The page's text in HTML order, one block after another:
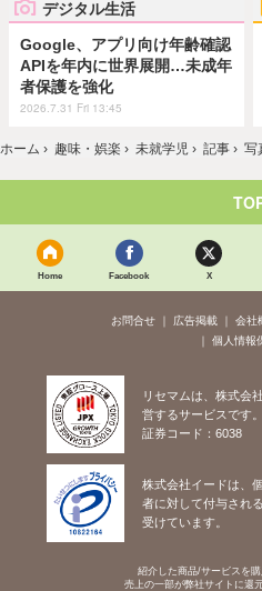
デジタル生活
Google、アプリ向け年齢確認
APIを年内に世界展開…未成年
者保護を強化
2026.7.31 Fri 13:45
ホーム › 趣味・娯楽 › 未就学児 › 記事 › 写
Home Facebook X
お問合せ 広告掲載 会社
個人情報
リセマムは、株式会
営するサービスです。
証券コード：6038
株式会社イードは、
者に対して付与され
受けています。
紹介した商品/サービスを購
売上の一部が弊社サイトに還